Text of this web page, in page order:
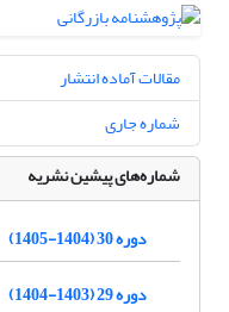
مقالات آماده انتشار
شماره جاری
شماره‌های پیشین نشریه
دوره 30 (1404-1405)
دوره 29 (1403-1404)